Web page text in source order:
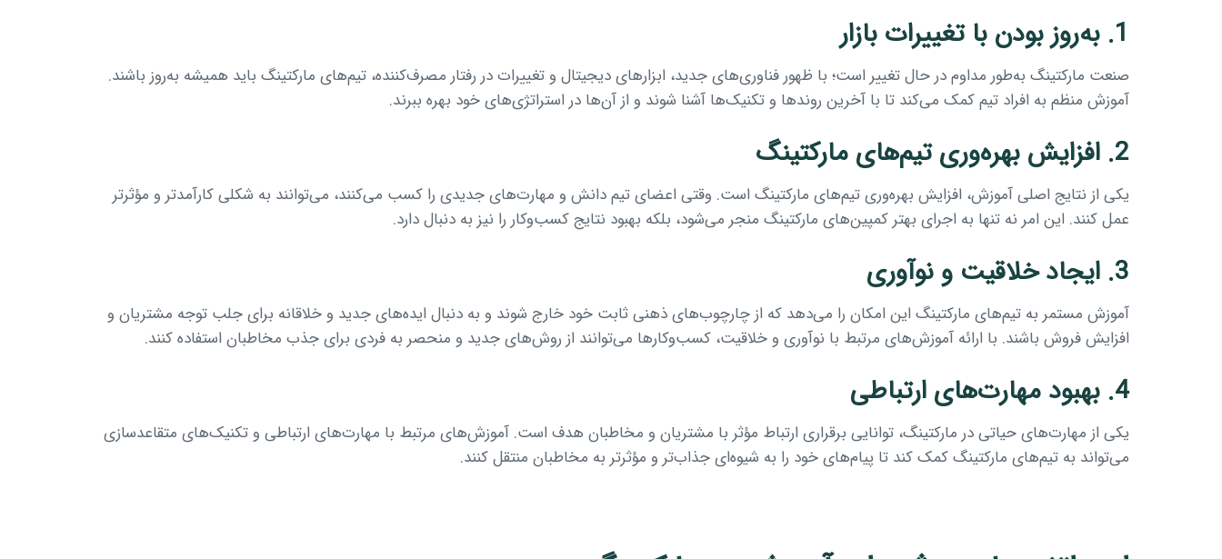
1. به‌روز بودن با تغییرات بازار
صنعت مارکتینگ به‌طور مداوم در حال تغییر است؛ با ظهور فناوری‌های جدید، ابزارهای دیجیتال و تغییرات در رفتار مصرف‌کننده، تیم‌های مارکتینگ باید همیشه به‌روز باشند.
آموزش منظم به افراد تیم کمک می‌کند تا با آخرین روندها و تکنیک‌ها آشنا شوند و از آن‌ها در استراتژی‌های خود بهره ببرند.
2. افزایش بهره‌وری تیم‌های مارکتینگ
یکی از نتایج اصلی آموزش، افزایش بهره‌وری تیم‌های مارکتینگ است. وقتی اعضای تیم دانش و مهارت‌های جدیدی را کسب می‌کنند، می‌توانند به شکلی کارآمدتر و مؤثرتر
عمل کنند. این امر نه تنها به اجرای بهتر کمپین‌های مارکتینگ منجر می‌شود، بلکه بهبود نتایج کسب‌وکار را نیز به دنبال دارد.
3. ایجاد خلاقیت و نوآوری
آموزش مستمر به تیم‌های مارکتینگ این امکان را می‌دهد که از چارچوب‌های ذهنی ثابت خود خارج شوند و به دنبال ایده‌های جدید و خلاقانه برای جلب توجه مشتریان و
افزایش فروش باشند. با ارائه آموزش‌های مرتبط با نوآوری و خلاقیت، کسب‌وکارها می‌توانند از روش‌های جدید و منحصر به فردی برای جذب مخاطبان استفاده کنند.
4. بهبود مهارت‌های ارتباطی
یکی از مهارت‌های حیاتی در مارکتینگ، توانایی برقراری ارتباط مؤثر با مشتریان و مخاطبان هدف است. آموزش‌های مرتبط با مهارت‌های ارتباطی و تکنیک‌های متقاعدسازی
می‌تواند به تیم‌های مارکتینگ کمک کند تا پیام‌های خود را به شیوه‌ای جذاب‌تر و مؤثرتر به مخاطبان منتقل کنند.